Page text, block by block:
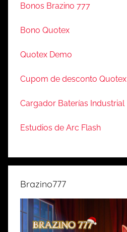
Bonos Brazino 777
Bono Quotex
Quotex Demo
Cupom de desconto Quotex
Cargador Baterías Industrial
Estudios de Arc Flash
Brazino777